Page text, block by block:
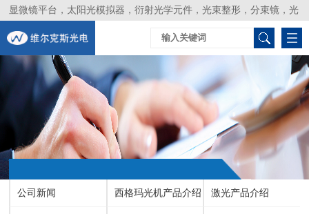
显微镜平台，太阳光模拟器，衍射光学元件，光束整形，分束镜，光
谱仪，生物激光器，光束分析仪，Layertec
公司新闻 西格玛光机产品介绍 激光产品介绍